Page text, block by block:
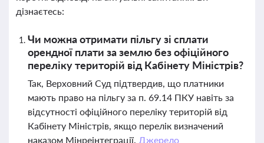
дізнаєтесь:
Чи можна отримати пільгу зі сплати
орендної плати за землю без офіційного
переліку територій від Кабінету Міністрів?
Так, Верховний Суд підтвердив, що платники
мають право на пільгу за п. 69.14 ПКУ навіть за
відсутності офіційного переліку територій від
Кабінету Міністрів, якщо перелік визначений
наказом Мінреінтеграції. Джерело